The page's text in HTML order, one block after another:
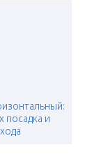
посадка и